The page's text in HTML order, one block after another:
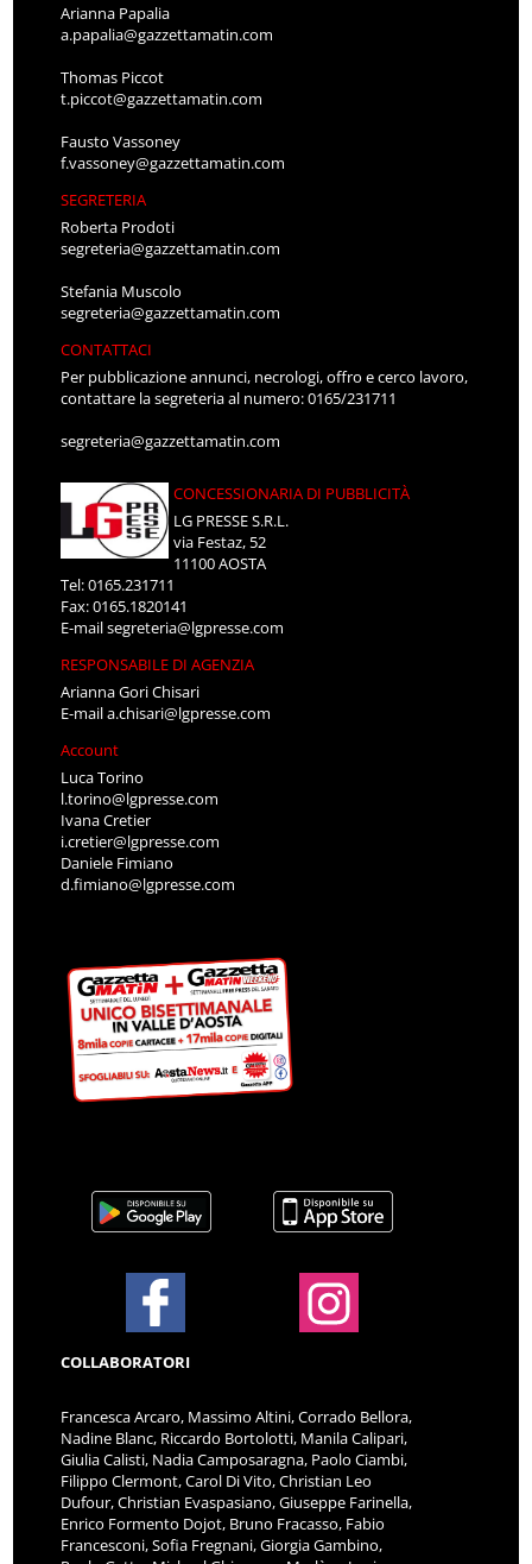
Arianna Papalia
a.papalia@gazzettamatin.com
Thomas Piccot
t.piccot@gazzettamatin.com
Fausto Vassoney
f.vassoney@gazzettamatin.com
SEGRETERIA
Roberta Prodoti
segreteria@gazzettamatin.com
Stefania Muscolo
segreteria@gazzettamatin.com
CONTATTACI
Per pubblicazione annunci, necrologi, offro e cerco lavoro,
contattare la segreteria al numero: 0165/231711
segreteria@gazzettamatin.com
CONCESSIONARIA DI PUBBLICITÀ
LG PRESSE S.R.L.
via Festaz, 52
11100 AOSTA
Tel: 0165.231711
Fax: 0165.1820141
E-mailsegreteria@lgpresse.com
RESPONSABILE DI AGENZIA
Arianna Gori Chisari
E-maila.chisari@lgpresse.com
Account
Luca Torino
l.torino@lgpresse.com
Ivana Cretier
i.cretier@lgpresse.com
Daniele Fimiano
d.fimiano@lgpresse.com
COLLABORATORI
Francesca Arcaro, Massimo Altini, Corrado Bellora,
Nadine Blanc, Riccardo Bortolotti, Manila Calipari,
Giulia Calisti, Nadia Camposaragna, Paolo Ciambi,
Filippo Clermont, Carol Di Vito, Christian Leo
Dufour, Christian Evaspasiano, Giuseppe Farinella,
Enrico Formento Dojot, Bruno Fracasso, Fabio
Francesconi, Sofia Fregnani, Giorgia Gambino,